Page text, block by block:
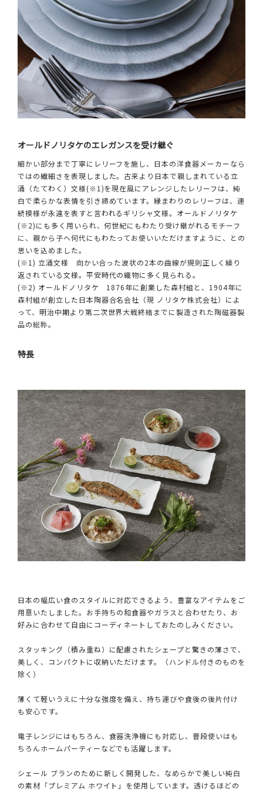
オールドノリタケのエレガンスを受け継ぐ
細かい部分まで丁寧にレリーフを施し、日本の洋食器メーカーなら
ではの繊細さを表現しました。古来より日本で親しまれている立
涌（たてわく）文様(※1)を現在風にアレンジしたレリーフは、純
白で柔らかな表情を引き締めています。縁まわりのレリーフは、連
続模様が永遠を表すと言われるギリシャ文様。オールドノリタケ
(※2)にも多く用いられ、何世紀にもわたり受け継がれるモチーフ
に、親から子へ何代にもわたってお使いいただけますように、との
思いを込めました。
(※1) 立涌文様 向かい合った波状の2本の曲線が規則正しく繰り
返されている文様。平安時代の織物に多く見られる。
(※2) オールドノリタケ 1876年に創業した森村組と、1904年に
森村組が創立した日本陶器合名会社（現 ノリタケ株式会社）によ
って、明治中期より第二次世界大戦終結までに製造された陶磁器製
品の総称。
特長
日本の幅広い食のスタイルに対応できるよう、豊富なアイテムをご
用意いたしました。お手持ちの和食器やガラスと合わせたり、お
好みに合わせて自由にコーディネートしておたのしみください。
スタッキング（積み重ね）に配慮されたシェープと驚きの薄さで、
美しく、コンパクトに収納いただけます。（ハンドル付きのものを
除く）
薄くて軽いうえに十分な強度を備え、持ち運びや食後の後片付け
も安心です。
電子レンジにはもちろん、食器洗浄機にも対応し、普段使いはも
ちろんホームパーティーなどでも活躍します。
シェール ブランのために新しく開発した、なめらかで美しい純白
の素材「プレミアム ホワイト」を使用しています。透けるほどの